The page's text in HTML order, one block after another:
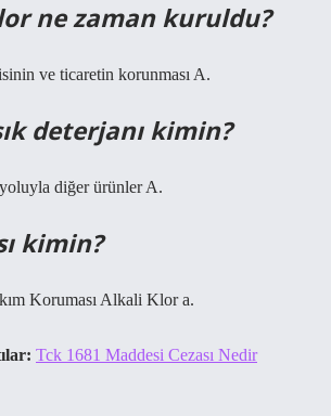
ne zaman kuruldu?
ve ticaretin korunması A.
deterjanı kimin?
diğer ürünler A.
kimin?
Koruması Alkali Klor a.
Tck 1681 Maddesi Cezası Nedir